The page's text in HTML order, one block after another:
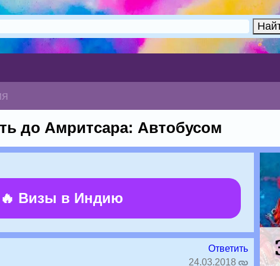
до Амритсара: Автобусом
🔥 Визы в Индию
Ответить
24.03.2018